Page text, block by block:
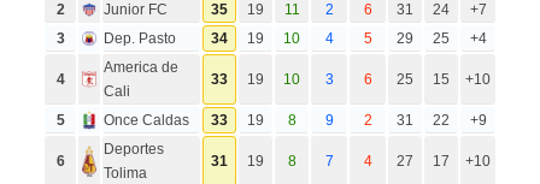
2 Junior FC 35 19 11 2 6 31 24
+7
3
Dep. Pasto 34 19 10 4 5 29 25 +4
4
America de
Cali
33 19 10 3 6 25 15 +10
5 Once Caldas 33 19 8 9 2 31 22 +9
6
Deportes
Tolima
31 19 8 7 4 27 17 +10